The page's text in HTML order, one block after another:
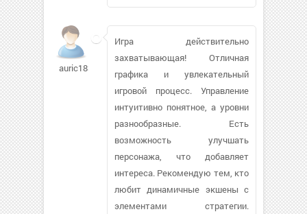
auric18367
Игра действительно
захватывающая! Отличная
графика и увлекательный
игровой процесс. Управление
интуитивно понятное, а уровни
разнообразные. Есть
возможность улучшать
персонажа, что добавляет
интереса. Рекомендую тем, кто
любит динамичные экшены с
элементами стратегии.